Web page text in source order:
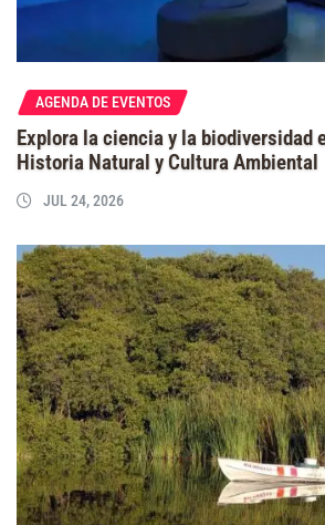
AGENDA DE EVENTOS
Explora la ciencia y la biodiversidad
Historia Natural y Cultura Ambiental
JUL 24, 2026